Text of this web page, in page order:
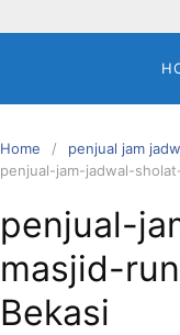
Home
penjual jam
penjual-jam-jadwal-
penjual-
masjid-
Bekasi